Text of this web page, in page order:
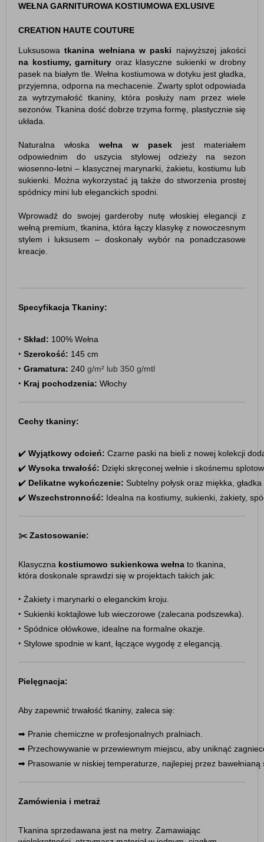
WEŁNA GARNITUROWA KOSTIUMOWA EXLUSIVE
CREATION HAUTE COUTURE
Luksusowatkanina wełniana w paski najwyższej jakości
na kostiumy, garnitury oraz klasyczne sukienki w drobny
pasek na białym tle. Wełna kostiumowa w dotyku jest gładka,
przyjemna, odporna na mechacenie. Zwarty splot odpowiada
za wytrzymałość tkaniny, która posłuży nam przez wiele
sezonów. Tkanina dość dobrze trzyma formę, plastycznie się
układa.
Naturalna włoska wełna w pasek jest materiałem
odpowiednim do uszycia stylowej odzieży na sezon
wiosenno-letni – klasycznej marynarki, żakietu, kostiumu lub
sukienki. Można wykorzystać ją także do stworzenia prostej
spódnicy mini lub eleganckich spodni.
Wprowadź do swojej garderoby nutę włoskiej elegancji z
wełną premium, tkanina, która łączy klasykę z nowoczesnym
stylem i luksusem – doskonały wybór na ponadczasowe
kreacje.
Specyfikacja Tkaniny:
‣ Skład: 100% Wełna
‣ Szerokość: 145 cm
‣ Gramatura: 240 g/m² lub 350 g/mtl
‣ Kraj pochodzenia: Włochy
Cechy tkaniny:
✔️ Wyjątkowy odcień: Czarne paski na bieli z nowej kolekcji
✔️ Wysoka trwałość: Dzięki skręconej wełnie i skośnemu
✔️ Delikatne wykończenie: Subtelny połysk oraz miękka,
✔️ Wszechstronność: Idealna na kostiumy, sukienki, żakiety,
✂️ Zastosowanie:
Klasyczna kostiumowo sukienkowa wełna to tkanina,
która doskonale sprawdzi się w projektach takich jak:
‣ Żakiety i marynarki o eleganckim kroju.
‣ Sukienki koktajlowe lub wieczorowe (zalecana podszewka).
‣ Spódnice ołówkowe, idealne na formalne okazje.
‣ Stylowe spodnie w kant, łączące wygodę z elegancją.
Pielęgnacja:
Aby zapewnić trwałość tkaniny, zaleca się:
➡︎ Pranie chemiczne w profesjonalnych pralniach.
➡︎ Przechowywanie w przewiewnym miejscu, aby uniknąć
➡︎ Prasowanie w niskiej temperaturze, najlepiej przez bawełnianą
Zamówienia i metraż
Tkanina sprzedawana jest na metry. Zamawiając